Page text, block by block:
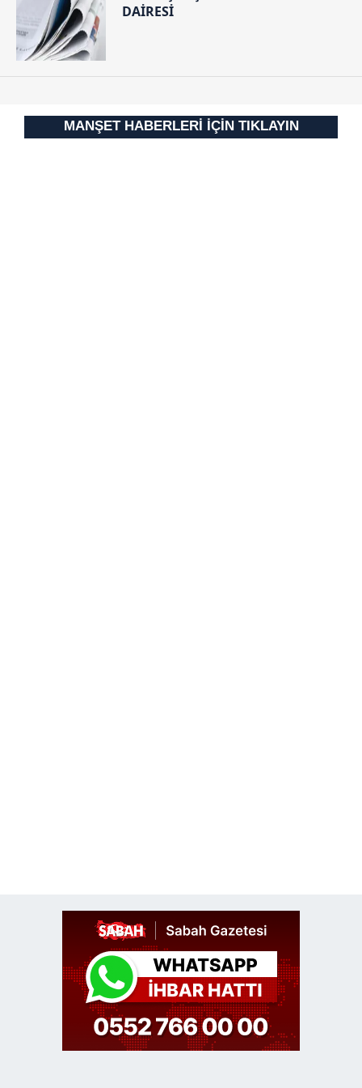
Sitemizde kendimize ve üçüncü kişilere ait çerezler
kullanılmaktadır. Bu çerezler vasıtasıyla çeşitli kişisel
verileriniz işlenmekte olup gerekli olan çerezler bilgi
reklam/pazarlama faaliyetlerinin yapılması, amaçlarıyla
DAİRESİ
MANŞET HABERLERİ İÇİN TIKLAYIN